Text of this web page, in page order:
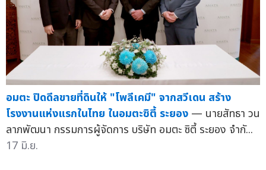
อมตะ ปิดดีลขายที่ดินให้ "โพลีเคมี" จากสวีเดน สร้าง
โรงงานแห่งแรกในไทย ในอมตะซิตี้ ระยอง — นายสัทธา วน
ลาภพัฒนา กรรมการผู้จัดการ บริษัท อมตะ ซิตี้ ระยอง จำกั...
17 มิ.ย.